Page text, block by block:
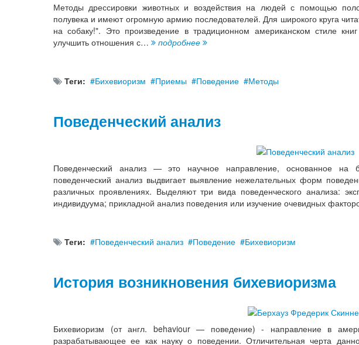
Методы дрессировки животных и воздействия на людей с помощью
полувека и имеют огромную армию последователей. Для широкого круга
на собаку!". Это произведение в традиционном американском стиле
улучшить отношения с…
подробнее
Теги: Бихевиоризм Приемы Поведение Методы
Поведенческий анализ
Поведенческий анализ — это научное направление, основанное на
поведенческий анализ выдвигает выявление нежелательных форм
различных проявлениях. Выделяют три вида поведенческого анализа:
индивидуума; прикладной анализ поведения или изучение очевидных
Теги: Поведенческий анализ Поведение Бихевиоризм
История возникновения бихевиоризма
Бихевиоризм (от англ. behaviour — поведение) - направление в
разрабатывающее ее как науку о поведении. Отличительная черта